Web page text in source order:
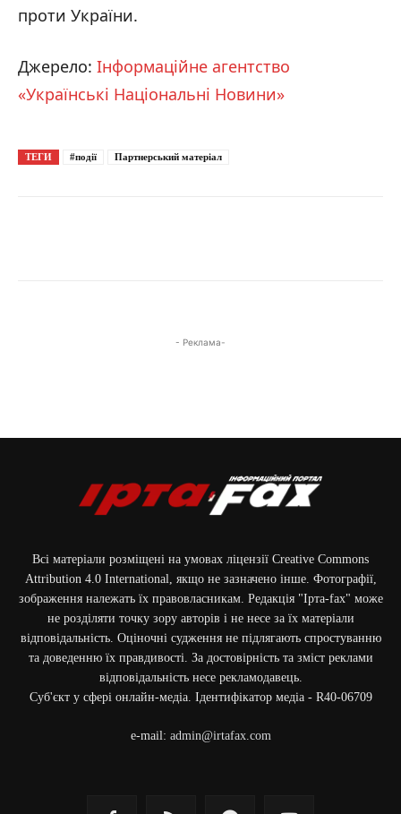
проти України.
Джерело: Інформаційне агентство
«Українські Національні Новини»
ТЕГИ #події Партнерський матеріал
- Реклама-
Всі матеріали розміщені на умовах ліцензії Creative Commons
Attribution 4.0 International, якщо не зазначено інше. Фотографії,
зображення належать їх правовласникам. Редакція "Ірта-fax" може
не розділяти точку зору авторів і не несе за їх матеріали
відповідальність. Оціночні судження не підлягають спростуванню
та доведенню їх правдивості. За достовірність та зміст реклами
відповідальність несе рекламодавець.
Cуб'єкт у сфері онлайн-медіа. Ідентифікатор медіа - R40-06709
e-mail: admin@irtafax.com